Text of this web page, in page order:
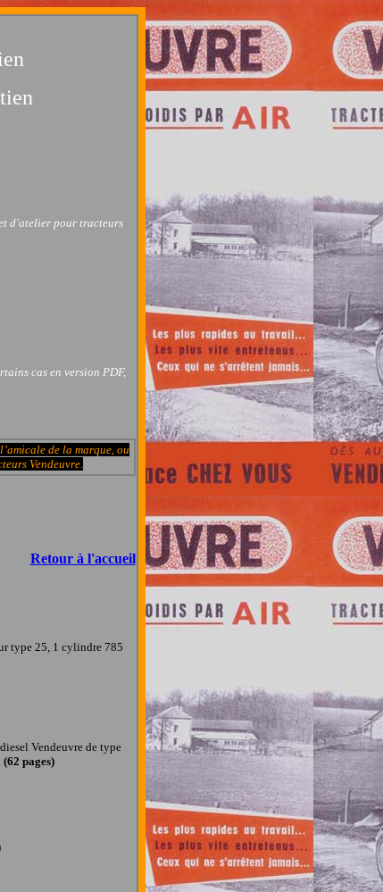
d'atelier pour tracteurs
cas en version PDF,
de la marque, ou
Vendeuvre.
Retour à l'accueil
type 25, 1 cylindre 785
Vendeuvre de type
(62 pages)